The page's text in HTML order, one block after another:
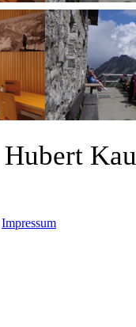
Hubert
Impressum